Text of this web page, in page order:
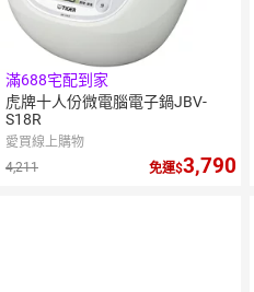
滿688宅配到家
虎牌十人份微電腦電子鍋JBV-
S18R
愛買線上購物
4,211
免運 3,790